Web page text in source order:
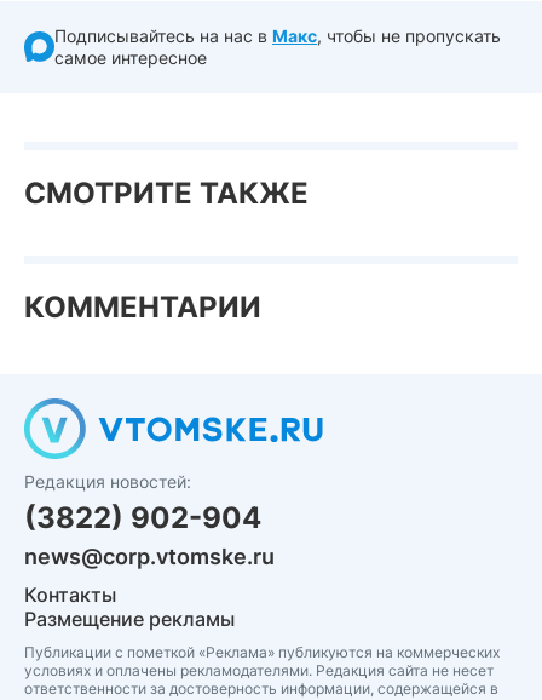
Подписывайтесь на нас в Макс, чтобы не пропускать
самое интересное
СМОТРИТЕ ТАКЖЕ
КОММЕНТАРИИ
Редакция новостей:
(3822) 902-904
news@corp.vtomske.ru
Контакты
Размещение рекламы
Публикации с пометкой «Реклама» публикуются на коммерческих
условиях и оплачены рекламодателями. Редакция сайта не несет
ответственности за достоверность информации, содержащейся в